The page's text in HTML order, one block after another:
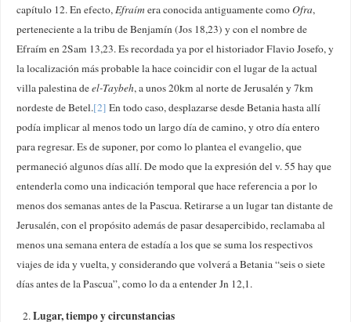
capítulo 12. En efecto,Efraímera conocida antiguamente comoOfra,
perteneciente a la tribu de Benjamín (Jos 18,23) y con el nombre de
Efraím en 2Sam 13,23. Es recordada ya por el historiador Flavio Josefo, y
la localización más probable la hace coincidir con el lugar de la actual
villa palestina deel-Taybeh, a unos 20km al norte de Jerusalén y 7km
nordeste de Betel.[2] En todo caso, desplazarse desde Betania hasta allí
podía implicar al menos todo un largo día de camino, y otro día entero
para regresar. Es de suponer, por como lo plantea el evangelio, que
permaneció algunos días allí. De modo que la expresión del v. 55 hay que
entenderla como una indicación temporal que hace referencia a por lo
menos dos semanas antes de la Pascua. Retirarse a un lugar tan distante de
Jerusalén, con el propósito además de pasar desapercibido, reclamaba al
menos una semana entera de estadía a los que se suma los respectivos
viajes de ida y vuelta, y considerando que volverá a Betania “seis o siete
días antes de la Pascua”, como lo da a entender Jn 12,1.
Lugar, tiempo y circunstancias